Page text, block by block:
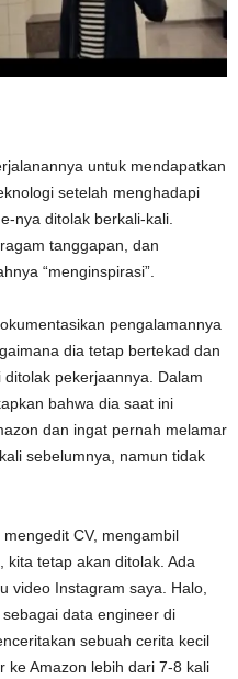
untuk mendapatkan
setelah menghadapi
nya ditolak berkali-kali.
tanggapan, dan
“menginspirasi”.
pengalamannya
dia tetap bertekad dan
pekerjaannya. Dalam
bahwa dia saat ini
dan ingat pernah melamar
sebelumnya, namun tidak
CV, mengambil
kita tetap akan ditolak. Ada
video Instagram saya. Halo,
data engineer di
sebuah cerita kecil
ke Amazon lebih dari 7-8 kali